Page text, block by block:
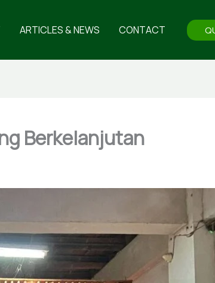
ARTICLES & NEWS CONTACT
Berkelanjutan